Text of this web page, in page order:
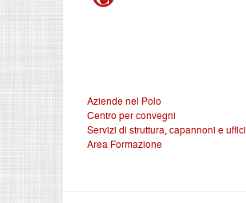
Aziende nel Polo
Centro per convegni
Servizi di struttura, capannoni e uffici
Area Formazione